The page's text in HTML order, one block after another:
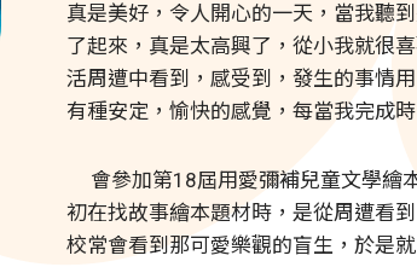
真是美好，令人開心的一天，當我聽
了起來，真是太高興了，從小我就很
活周遭中看到，感受到，發生的事情
有種安定，愉快的感覺，每當我完成
會參加第18屆用愛彌補兒童文學繪
初在找故事繪本題材時，是從周遭看
校常會看到那可愛樂觀的盲生，於是